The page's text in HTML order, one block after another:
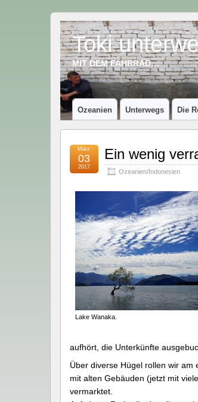
Toki
MIT DEM FAHRRAD…
Ozeanien Unterwegs Die
Ein wenig
Ozeanien/Indonesien
März
03
2017
Lake Wanaka.
aufhört, die Unterkünfte
Über diverse Hügel rollen wir
mit alten Gebäuden (jetzt mit
vermarktet.